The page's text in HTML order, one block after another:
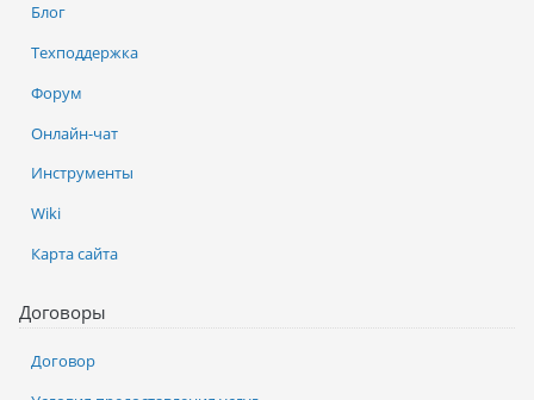
Блог
Техподдержка
Форум
Онлайн-чат
Инструменты
Wiki
Карта сайта
Договоры
Договор